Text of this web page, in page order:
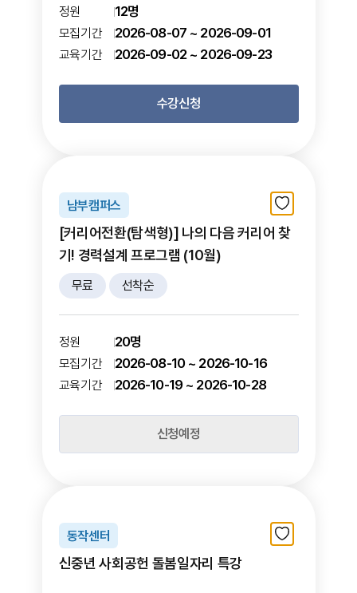
정원 12명
모집기간 2026-08-07 ~ 2026-09-01
교육기간 2026-09-02 ~ 2026-09-23
수강신청
남부캠퍼스
[커리어전환(탐색형)] 나의 다음 커리어 찾
기! 경력설계 프로그램 (10월)
무료 선착순
정원 20명
모집기간 2026-08-10 ~ 2026-10-16
교육기간 2026-10-19 ~ 2026-10-28
신청예정
동작센터
신중년 사회공헌 돌봄일자리 특강